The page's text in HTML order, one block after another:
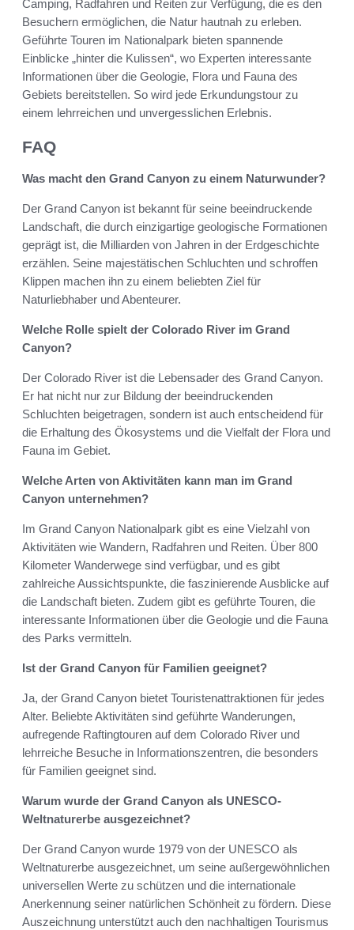
Camping, Radfahren und Reiten zur Verfügung, die es den
Besuchern ermöglichen, die Natur hautnah zu erleben.
Geführte Touren im Nationalpark bieten spannende
Einblicke „hinter die Kulissen“, wo Experten interessante
Informationen über die Geologie, Flora und Fauna des
Gebiets bereitstellen. So wird jede Erkundungstour zu
einem lehrreichen und unvergesslichen Erlebnis.
FAQ
Was macht den Grand Canyon zu einem Naturwunder?
Der Grand Canyon ist bekannt für seine beeindruckende
Landschaft, die durch einzigartige geologische Formationen
geprägt ist, die Milliarden von Jahren in der Erdgeschichte
erzählen. Seine majestätischen Schluchten und schroffen
Klippen machen ihn zu einem beliebten Ziel für
Naturliebhaber und Abenteurer.
Welche Rolle spielt der Colorado River im Grand
Canyon?
Der Colorado River ist die Lebensader des Grand Canyon.
Er hat nicht nur zur Bildung der beeindruckenden
Schluchten beigetragen, sondern ist auch entscheidend für
die Erhaltung des Ökosystems und die Vielfalt der Flora und
Fauna im Gebiet.
Welche Arten von Aktivitäten kann man im Grand
Canyon unternehmen?
Im Grand Canyon Nationalpark gibt es eine Vielzahl von
Aktivitäten wie Wandern, Radfahren und Reiten. Über 800
Kilometer Wanderwege sind verfügbar, und es gibt
zahlreiche Aussichtspunkte, die faszinierende Ausblicke auf
die Landschaft bieten. Zudem gibt es geführte Touren, die
interessante Informationen über die Geologie und die Fauna
des Parks vermitteln.
Ist der Grand Canyon für Familien geeignet?
Ja, der Grand Canyon bietet Touristenattraktionen für jedes
Alter. Beliebte Aktivitäten sind geführte Wanderungen,
aufregende Raftingtouren auf dem Colorado River und
lehrreiche Besuche in Informationszentren, die besonders
für Familien geeignet sind.
Warum wurde der Grand Canyon als UNESCO-
Weltnaturerbe ausgezeichnet?
Der Grand Canyon wurde 1979 von der UNESCO als
Weltnaturerbe ausgezeichnet, um seine außergewöhnlichen
universellen Werte zu schützen und die internationale
Anerkennung seiner natürlichen Schönheit zu fördern. Diese
Auszeichnung unterstützt auch den nachhaltigen Tourismus